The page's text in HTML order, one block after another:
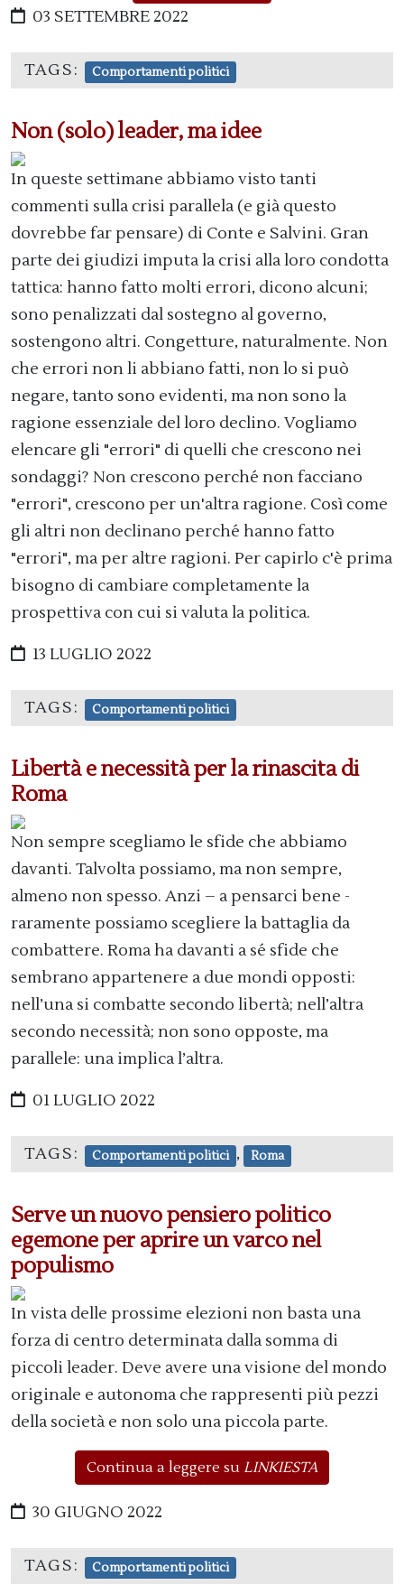
03 SETTEMBRE 2022
TAGS: Comportamenti politici
Non (solo) leader, ma idee
In queste settimane abbiamo visto tanti
commenti sulla crisi parallela (e già questo
dovrebbe far pensare) di Conte e Salvini. Gran
parte dei giudizi imputa la crisi alla loro condotta
tattica: hanno fatto molti errori, dicono alcuni;
sono penalizzati dal sostegno al governo,
sostengono altri. Congetture, naturalmente. Non
che errori non li abbiano fatti, non lo si può
negare, tanto sono evidenti, ma non sono la
ragione essenziale del loro declino. Vogliamo
elencare gli "errori" di quelli che crescono nei
sondaggi? Non crescono perché non facciano
"errori", crescono per un'altra ragione. Così come
gli altri non declinano perché hanno fatto
"errori", ma per altre ragioni. Per capirlo c'è prima
bisogno di cambiare completamente la
prospettiva con cui si valuta la politica.
13 LUGLIO 2022
TAGS: Comportamenti politici
Libertà e necessità per la rinascita di
Roma
Non sempre scegliamo le sfide che abbiamo
davanti. Talvolta possiamo, ma non sempre,
almeno non spesso. Anzi – a pensarci bene -
raramente possiamo scegliere la battaglia da
combattere. Roma ha davanti a sé sfide che
sembrano appartenere a due mondi opposti:
nell’una si combatte secondo libertà; nell’altra
secondo necessità; non sono opposte, ma
parallele: una implica l’altra.
01 LUGLIO 2022
TAGS: Comportamenti politici , Roma
Serve un nuovo pensiero politico
egemone per aprire un varco nel
populismo
In vista delle prossime elezioni non basta una
forza di centro determinata dalla somma di
piccoli leader. Deve avere una visione del mondo
originale e autonoma che rappresenti più pezzi
della società e non solo una piccola parte.
Continua a leggere su LINKIESTA
30 GIUGNO 2022
TAGS: Comportamenti politici